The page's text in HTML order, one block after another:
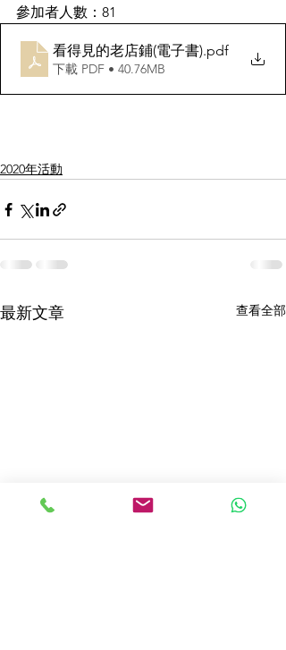
參加者人數：81
看得見的老店鋪(電子書).pdf
下載 PDF • 40.76MB
2020年活動
最新文章 查看全部